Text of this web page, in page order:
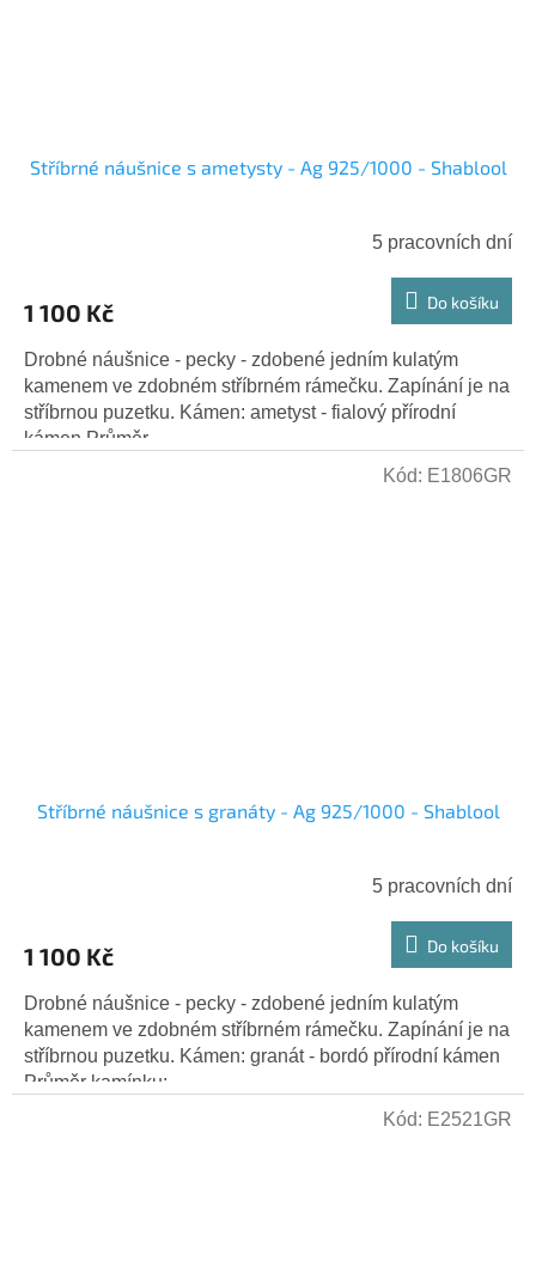
Stříbrné náušnice s ametysty - Ag 925/1000 - Shablool
5 pracovních dní
1 100 Kč Do košíku
Drobné náušnice - pecky - zdobené jedním kulatým
kamenem ve zdobném stříbrném rámečku. Zapínání je na
stříbrnou puzetku. Kámen: ametyst - fialový přírodní
kámen Průměr...
Stříbrné náušnice s granáty - Ag 925/1000 - Shablool
5 pracovních dní
1 100 Kč Do košíku
Drobné náušnice - pecky - zdobené jedním kulatým
kamenem ve zdobném stříbrném rámečku. Zapínání je na
stříbrnou puzetku. Kámen: granát - bordó přírodní kámen
Průměr kamínku:...
Kód: E1806GR
Kód: E2521GR